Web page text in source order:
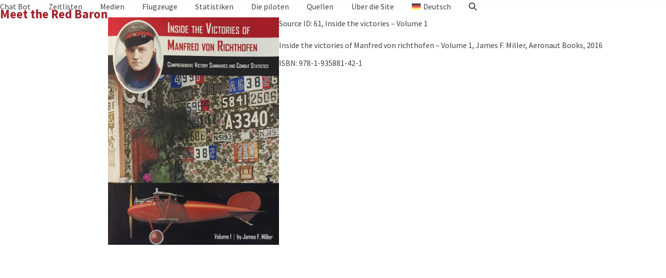
Skip
to
Meet the Red Baron
Chat Bot Zeitlisten Medien Flugzeuge Statistiken Die piloten Quellen Über die Site
Deutsch
Source ID: 61, Inside the victories – Volume 1
Inside the victories of Manfred von richthofen – Volume 1, James F. Miller, Aeronaut Books, 2016
ISBN: 978-1-935881-42-1